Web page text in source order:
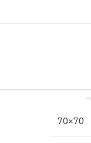
70×70